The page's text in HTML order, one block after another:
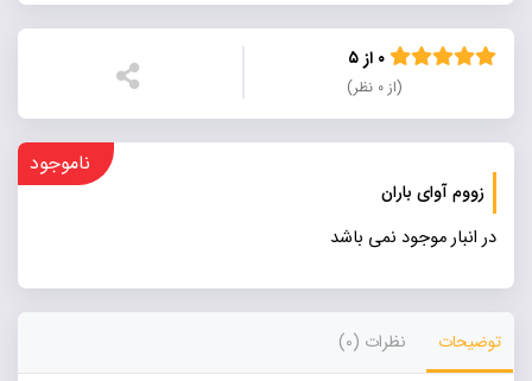
(از ۰ نظر)
زووم آوای باران
ناموجود
در انبار موجود نمی باشد
توضیحات نظرات (0)